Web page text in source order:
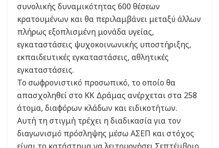
συνολικής δυναμικότητας 600 θέσεων
κρατουμένων και θα περιλαμβάνει μεταξύ άλλων
πλήρως εξοπλισμένη μονάδα υγείας,
εγκαταστάσεις ψυχοκοινωνικής υποστήριξης,
εκπαιδευτικές εγκαταστάσεις, αθλητικές
εγκαταστάσεις.
Το σωφρονιστικό προσωπικό, το οποίο θα
απασχοληθεί στο ΚΚ Δράμας ανέρχεται στα 258
άτομα, διαφόρων κλάδων και ειδικοτήτων.
Αυτή τη στιγμή τρέχει η διαδικασία για τον
διαγωνισμό πρόσληψης μέσω ΑΣΕΠ και στόχος